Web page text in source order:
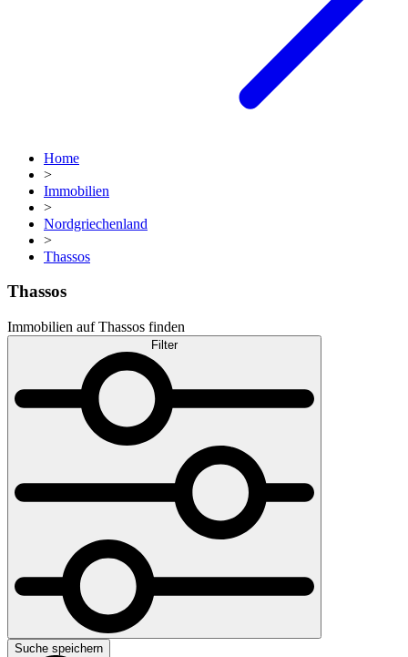
Home
>
Immobilien
>
Nordgriechenland
>
Thassos
Thassos
Immobilien auf Thassos finden
Filter
Suche speichern